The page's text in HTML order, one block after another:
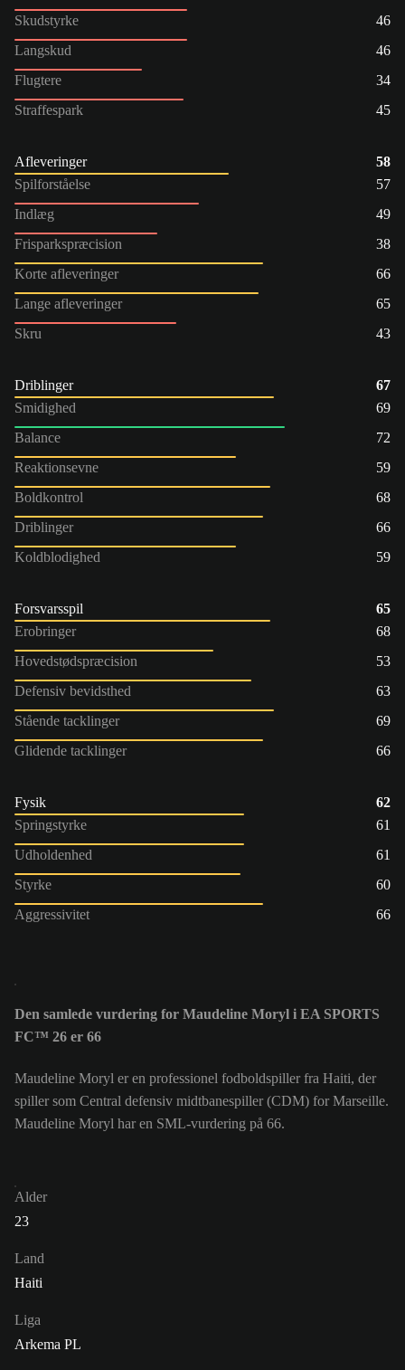
Skudstyrke
46
Langskud
46
Flugtere
34
Straffespark
45
Afleveringer
58
Spilforståelse
57
Indlæg
49
Frisparkspræcision
38
Korte afleveringer
66
Lange afleveringer
65
Skru
43
Driblinger
67
Smidighed
69
Balance
72
Reaktionsevne
59
Boldkontrol
68
Driblinger
66
Koldblodighed
59
Forsvarsspil
65
Erobringer
68
Hovedstødspræcision
53
Defensiv bevidsthed
63
Stående tacklinger
69
Glidende tacklinger
66
Fysik
62
Springstyrke
61
Udholdenhed
61
Styrke
60
Aggressivitet
66
Den samlede vurdering for Maudeline Moryl i EA SPORTS
FC™ 26 er 66
Maudeline Moryl er en professionel fodboldspiller fra Haiti, der
spiller som Central defensiv midtbanespiller (CDM) for Marseille.
Maudeline Moryl har en SML-vurdering på 66.
Alder
23
Land
Haiti
Liga
Arkema PL